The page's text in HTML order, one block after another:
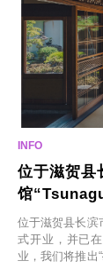
位于滋贺县
馆
位于滋贺县长滨
式开业，并已
业，我们将推出